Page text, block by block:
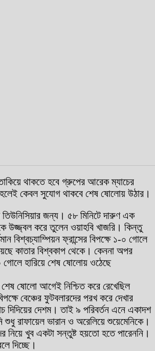
থাকতে হবে গ্রুপের আরেক ম্যাচের
কেবল সুযোগ থাকবে শেষ ষোলোয় উঠার।
জন্য। ৫৮ মিনিটে দারুণ এক
উজ্জ্বল করে তুলেন ওয়াহবি খাজরি। কিন্তু
বিশ্বচ্যাম্পিয়ন ফ্রান্সের বিপক্ষে ১-০ গোলে
কাতার বিশ্বকাপ থেকে। কেননা অপর
গোলে হারিয়ে শেষ ষোলোয় ওঠেছে
ষোলো আগেই নিশ্চিত করে রেখেছিল
বেঞ্চের ফুটবলারদের পরখ করে দেখার
দিদিয়ের দেশম। তাই ৯ পরিবর্তন এনে একাদশ
শুধু রাফায়েল ভারান ও অরেলিয়ে শুয়েমেনিকে।
নিয়ে খুব একটা সন্তুষ্ট হয়তো হতে পারেননি।
দিচ্ছে।